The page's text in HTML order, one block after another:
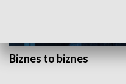
Biznes to biznes